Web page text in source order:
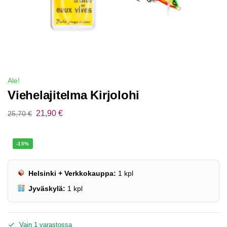
Ale!
Viehelajitelma Kirjolohi
25,70€ 21,90 €
-15%
Helsinki + Verkkokauppa: 1 kpl
Jyväskylä: 1 kpl
Vain 1 varastossa